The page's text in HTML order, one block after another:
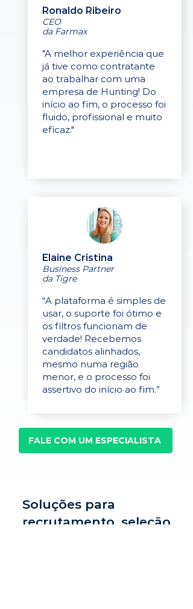
Ronaldo Ribeiro
CEO
da Farmax
"A melhor experiência que
já tive como contratante
ao trabalhar com uma
empresa de Hunting! Do
início ao fim, o processo foi
fluido, profissional e muito
eficaz."
Elaine Cristina
Business Partner
da Tigre
“A plataforma é simples de
usar, o suporte foi ótimo e
os filtros funcionam de
verdade! Recebemos
candidatos alinhados,
mesmo numa região
menor, e o processo foi
assertivo do início ao fim.”
FALE COM UM ESPECIALISTA
Soluções para
recrutamento, seleção